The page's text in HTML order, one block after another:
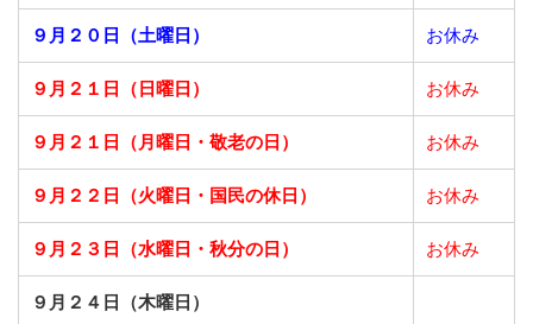
９月２０日（土曜日） お休み
９月２１日（日曜日） お休み
９月２１日（月曜日・敬老の日） お休み
９月２２日（火曜日・国民の休日） お休み
９月２３日（水曜日・秋分の日） お休み
９月２４日（木曜日）